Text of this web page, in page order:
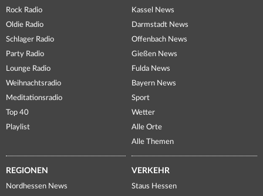
Rock Radio
Oldie Radio
Schlager Radio
Party Radio
Lounge Radio
Weihnachtsradio
Meditationsradio
Top 40
Playlist
Kassel News
Darmstadt News
Offenbach News
Gießen News
Fulda News
Bayern News
Sport
Wetter
Alle Orte
Alle Themen
REGIONEN
Nordhessen News
VERKEHR
Staus Hessen